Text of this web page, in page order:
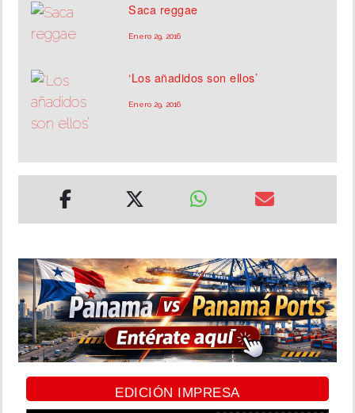
Saca reggae
Enero 29, 2016
‘Los añadidos son ellos’
Enero 29, 2016
EDICIÓN IMPRESA